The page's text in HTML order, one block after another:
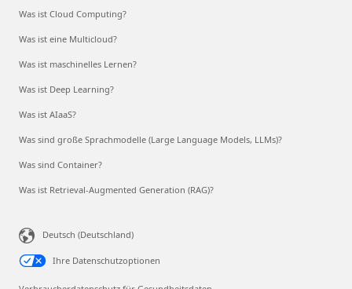
Was ist Cloud Computing?
Was ist eine Multicloud?
Was ist maschinelles Lernen?
Was ist Deep Learning?
Was ist AIaaS?
Was sind große Sprachmodelle (Large Language Models, LLMs)?
Was sind Container?
Was ist Retrieval-Augmented Generation (RAG)?
Deutsch (Deutschland)
Ihre Datenschutzoptionen